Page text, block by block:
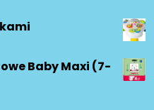
Baby Maxi (7-